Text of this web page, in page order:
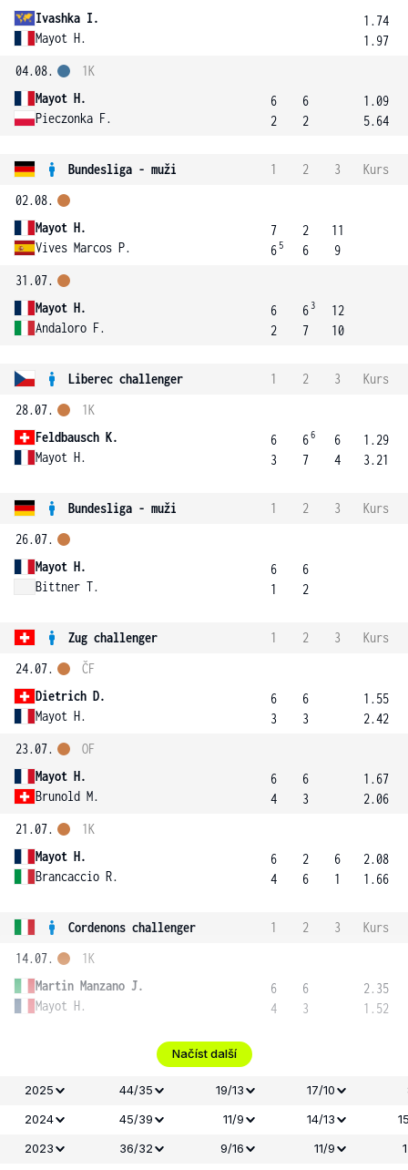
Ivashka I.
Mayot H.
1.74
1.97
04.08.
Mayot H.
Pieczonka F.
1K
6
2
6
2
1.09
5.64
Bundesliga - muži 1 2 3
Kurs
02.08.
Mayot H.
Vives Marcos P.
7
6 5
2
6
11
9
31.07.
Mayot H.
Andaloro F.
6
2
6 3
7
12
10
Liberec challenger 1 2 3
Kurs
28.07.
Feldbausch K.
Mayot H.
1K
6
3
66
7
6
4
1.29
3.21
Bundesliga - muži 1 2 3
Kurs
26.07.
Mayot H.
Bittner T.
6
1
6
2
Zug challenger 1 2 3
Kurs
24.07.
Dietrich D.
Mayot H.
ČF
6
3
6
3
1.55
2.42
23.07.
Mayot H.
Brunold M.
OF
6
4
6
3
1.67
2.06
21.07.
Mayot H.
Brancaccio R.
1K
6
4
2
6
6
1
2.08
1.66
Cordenons challenger 1 2 3
Kurs
14.07.
Martin Manzano J.
Mayot H.
1K
6
4
6
3
2.35
1.52
Načíst další
2025 44/35 19/13 17/10
2024
45/39 11/9 14/13
2023
36/32 9/16 11/9